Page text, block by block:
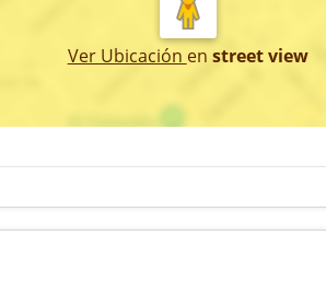
Ver Ubicación en street view